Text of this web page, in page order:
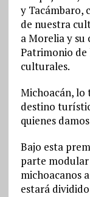
y Tacámbaro,
de nuestra
a Morelia y
Patrimonio de
culturales.
Michoacán, lo
destino
quienes
Bajo esta
parte
michoacanos
estará